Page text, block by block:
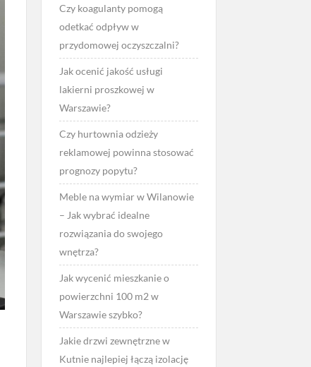
Czy koagulanty pomogą
odetkać odpływ w
przydomowej oczyszczalni?
Jak ocenić jakość usługi
lakierni proszkowej w
Warszawie?
Czy hurtownia odzieży
reklamowej powinna stosować
prognozy popytu?
Meble na wymiar w Wilanowie
– Jak wybrać idealne
rozwiązania do swojego
wnętrza?
Jak wycenić mieszkanie o
powierzchni 100 m2 w
Warszawie szybko?
Jakie drzwi zewnętrzne w
Kutnie najlepiej łączą izolację